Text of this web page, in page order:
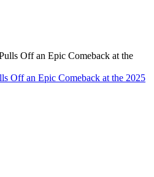
Off an Epic Comeback at the 2025